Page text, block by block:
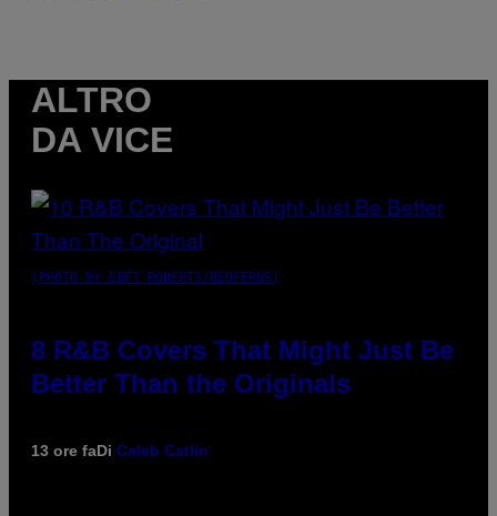
ALTRO
DA VICE
(PHOTO BY EBET ROBERTS/REDFERNS)
8 R&B Covers That Might Just Be
Better Than the Originals
13 ore faDi Caleb Catlin